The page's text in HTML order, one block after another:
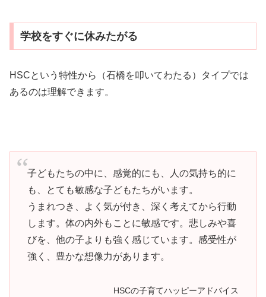
学校をすぐに休みたがる
HSCという特性から（石橋を叩いてわたる）タイプでは
あるのは理解できます。
子どもたちの中に、感覚的にも、人の気持ち的に
も、とても敏感な子どもたちがいます。
うまれつき、よく気が付き、深く考えてから行動
します。体の内外もことに敏感です。悲しみや喜
びを、他の子よりも強く感じています。感受性が
強く、豊かな想像力があります。
HSCの子育てハッピーアドバイス